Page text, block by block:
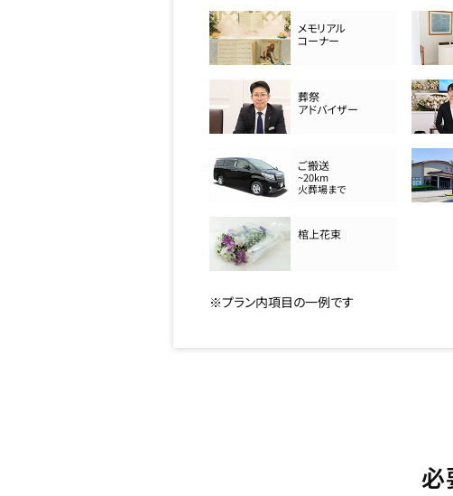
メモリアル
コーナー
葬祭
アドバイザー
ご搬送
~20km
火葬場まで
棺上花束
※プラン内項目の一例です
必